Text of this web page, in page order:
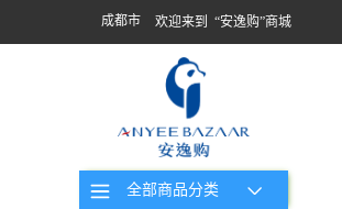
成都市 欢迎来到 “安逸购”商城
全部商品分类